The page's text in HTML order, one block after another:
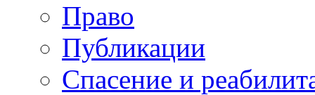
Право
Публикации
Спасение и